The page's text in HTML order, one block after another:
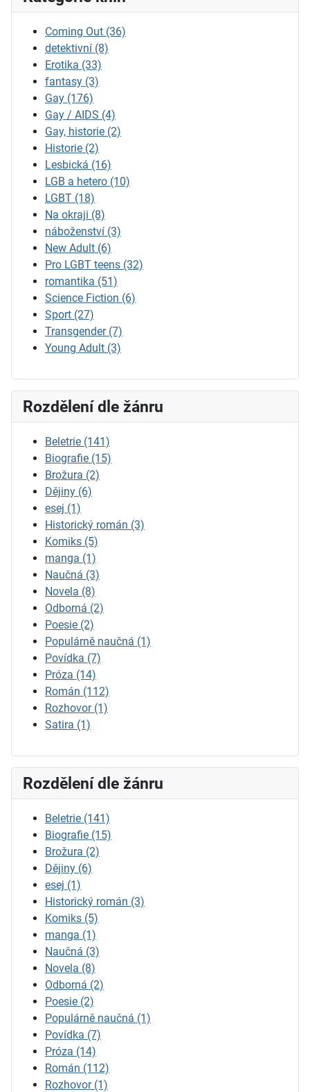
Coming Out (36)
detektivní (8)
Erotika (33)
fantasy (3)
Gay (176)
Gay / AIDS (4)
Gay, historie (2)
Historie (2)
Lesbická (16)
LGB a hetero (10)
LGBT (18)
Na okraji (8)
náboženství (3)
New Adult (6)
Pro LGBT teens (32)
romantika (51)
Science Fiction (6)
Sport (27)
Transgender (7)
Young Adult (3)
Rozdělení dle žánru
Beletrie (141)
Biografie (15)
Brožura (2)
Dějiny (6)
esej (1)
Historický román (3)
Komiks (5)
manga (1)
Naučná (3)
Novela (8)
Odborná (2)
Poesie (2)
Populárně naučná (1)
Povídka (7)
Próza (14)
Román (112)
Rozhovor (1)
Satira (1)
Rozdělení dle žánru
Beletrie (141)
Biografie (15)
Brožura (2)
Dějiny (6)
esej (1)
Historický román (3)
Komiks (5)
manga (1)
Naučná (3)
Novela (8)
Odborná (2)
Poesie (2)
Populárně naučná (1)
Povídka (7)
Próza (14)
Román (112)
Rozhovor (1)